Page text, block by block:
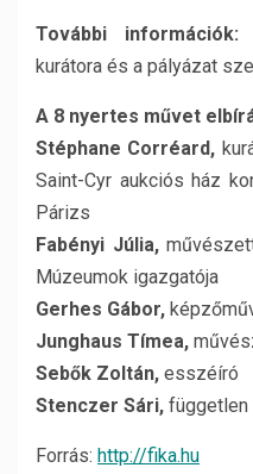
További információk:
kurátora és a pályázat
A 8 nyertes művet
Stéphane Corréard,
Saint-Cyr aukciós ház
Párizs
Fabényi Júlia,
Múzeumok igazgatója
Gerhes Gábor,
Junghaus Tímea,
Sebők Zoltán, esszéíró
Stenczer Sári, független
Forrás: http://fika.hu